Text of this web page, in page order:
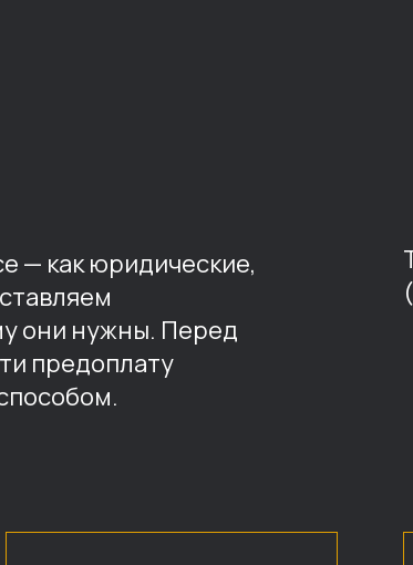
— как юридические,
они нужны. Перед
предоплату